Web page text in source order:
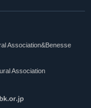
Association&Benesse
Association